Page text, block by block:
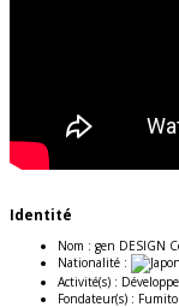
Identité
Nom : gen DESIGN
Nationalité :
Activité(s) :
Fondateur(s) :